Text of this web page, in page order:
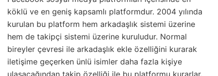
köklü ve en geniş kapsamlı platformdur. 2004 yılında
kurulan bu platform hem arkadaşlık sistemi üzerine
hem de takipçi sistemi üzerine kuruludur. Normal
bireyler çevresi ile arkadaşlık ekle özelliğini kurarak
iletişime geçerken ünlü isimler daha fazla kişiye
ulaşacağından takip özelliği ile bu platformu kurarlar.